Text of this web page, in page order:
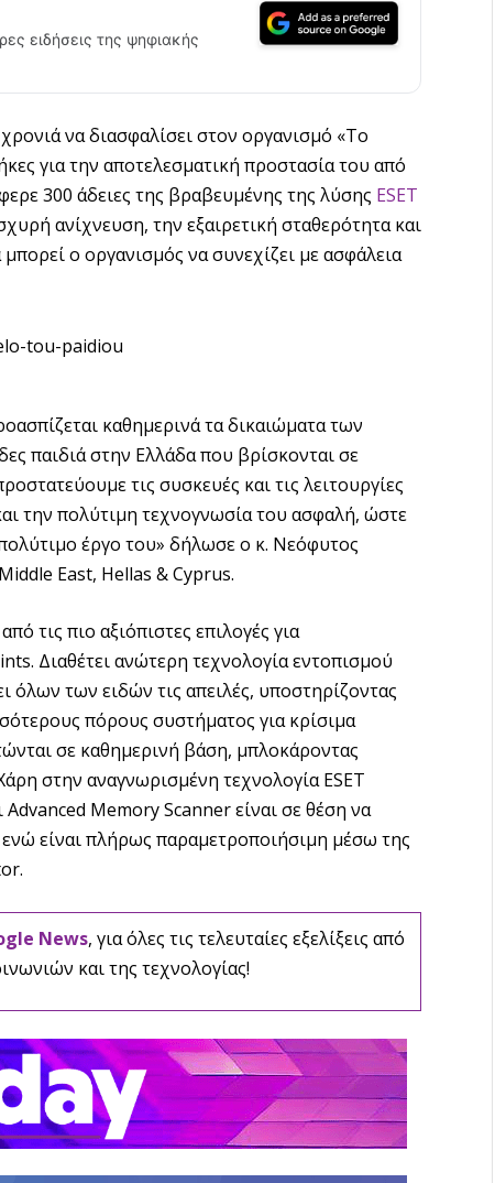
ειδήσεις της ψηφιακής
να διασφαλίσει στον οργανισμό «Το
για την αποτελεσματική προστασία του από
300 άδειες της βραβευμένης της λύσης ESET
ανίχνευση, την εξαιρετική σταθερότητα και
ο οργανισμός να συνεχίζει με ασφάλεια
καθημερινά τα δικαιώματα των
παιδιά στην Ελλάδα που βρίσκονται σε
τις συσκευές και τις λειτουργίες
την πολύτιμη τεχνογνωσία του ασφαλή, ώστε
έργο του» δήλωσε ο κ. Νεόφυτος
East, Hellas & Cyprus.
τις πιο αξιόπιστες επιλογές για
Διαθέτει ανώτερη τεχνολογία εντοπισμού
όλων των ειδών τις απειλές, υποστηρίζοντας
πόρους συστήματος για κρίσιμα
σε καθημερινή βάση, μπλοκάροντας
στην αναγνωρισμένη τεχνολογία ESET
Memory Scanner είναι σε θέση να
ενώ είναι πλήρως παραμετροποιήσιμη μέσω της
News, για όλες τις τελευταίες εξελίξεις από
και της τεχνολογίας!